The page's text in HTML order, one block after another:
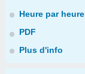
Heure par heure
PDF
Plus d'info